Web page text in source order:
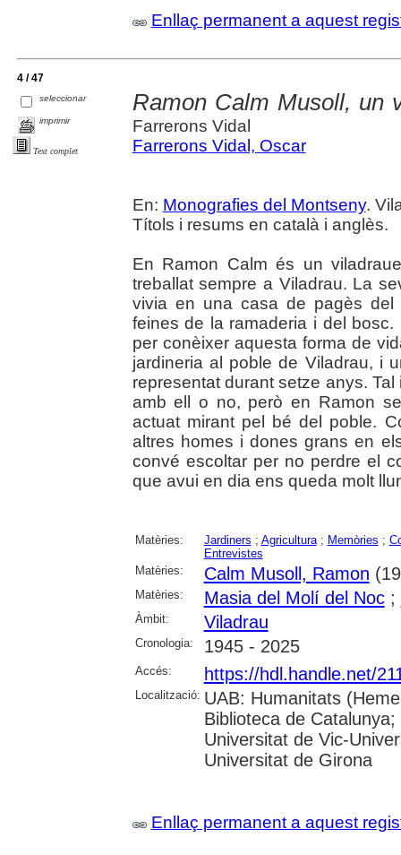
Enllaç permanent a aquest
4 / 47
seleccionar
imprimir
Text complet
Ramon Calm Musoll, un
Farrerons Vidal
Farrerons Vidal, Oscar
En: Monografies del Montseny.
Títols i resums en català i anglès.
En Ramon Calm és un
treballat sempre a Viladrau. La
vivia en una casa de pagès
feines de la ramaderia i del
per conèixer aquesta forma de
jardineria al poble de Viladrau, i
representat durant setze anys.
amb ell o no, però en Ramon
actuat mirant pel bé del poble.
altres homes i dones grans en
convé escoltar per no perdre el
que avui en dia ens queda molt
Matèries: Jardiners ; Agricultura; Memòries ;
Entrevistes
Matèries:
Calm Musoll, Ramon
Matèries: Masia del Molí del Noc;
Àmbit: Viladrau
Cronologia: 1945 - 2025
Accés: https://hdl.handle.net/
Localització: UAB: Humanitats
Biblioteca de
Universitat de Vic-
Universitat de Girona
Enllaç permanent a aquest